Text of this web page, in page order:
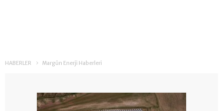
HABERLER Margün Enerji Haberleri